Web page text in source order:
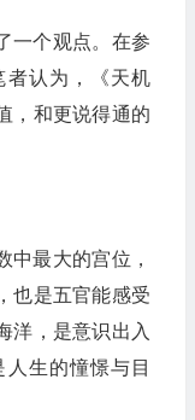
一个观点。在参
者认为，《天机
，和更说得通的
中最大的宫位，
也是五官能感受
洋，是意识出入
生的憧憬与目